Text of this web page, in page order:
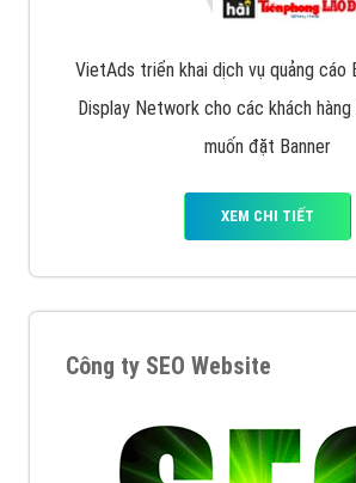
VietAds triển khai dịch vụ quảng cáo
Display Network cho các khách hàng
muốn đặt Banner
XEM CHI TIẾT
Công ty SEO Website